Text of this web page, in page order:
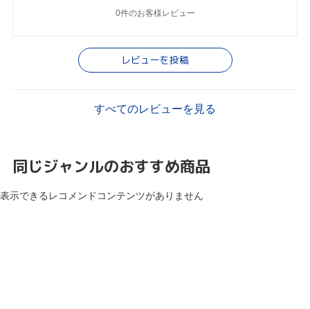
0件のお客様レビュー
レビューを投稿
すべてのレビューを見る
同じジャンルのおすすめ商品
表示できるレコメンドコンテンツがありません